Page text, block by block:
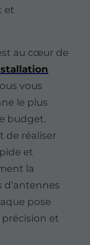
et
au cœur de
vous
le plus
budget.
de réaliser
et
la
d'antennes
pose
et